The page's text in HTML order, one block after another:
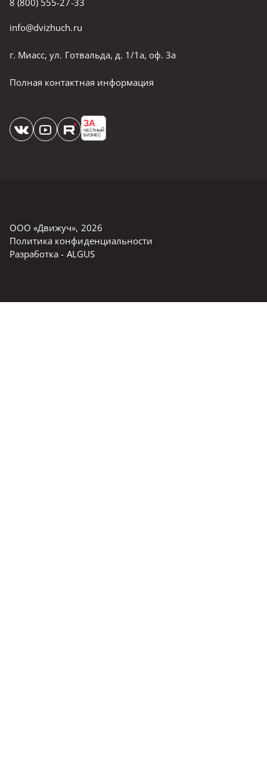
8 (800) 555-27-33
info@dvizhuch.ru
г. Миасс, ул. Готвальда, д. 1/1а, оф. 3а
Полная контактная информация
ЗА
ЧЕСТНЫЙ
БИЗНЕС
ООО «Движуч», 2026
Политика конфиденциальности
Разработка - ALGUS